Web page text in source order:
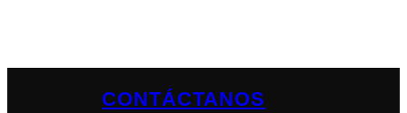
CONTÁCTANOS